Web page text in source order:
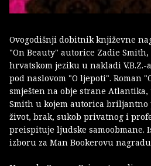
Ovogodišnji dobitnik književne
"On Beauty" autorice Zadie
hrvatskom jeziku u nakladi V.B.Z.-
pod naslovom "O ljepoti". Roman
smješten na obje strane
Smith u kojem autorica
život, brak, sukob privatnog i
preispituje ljudske samoobmane.
izboru za Man Bookerovu